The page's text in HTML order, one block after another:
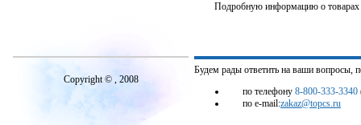
Подробную информацию о товарах
Copyright © , 2008
Будем рады ответить на ваши вопросы,
по телефону 8-800-333-3340
по e-mail:zakaz@topcs.ru